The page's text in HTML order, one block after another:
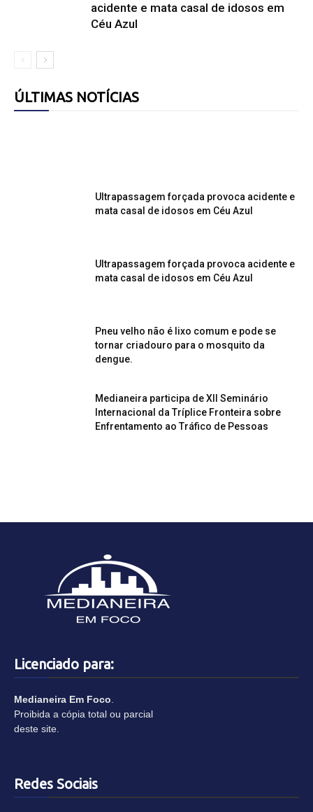
acidente e mata casal de idosos em
Céu Azul
ÚLTIMAS NOTÍCIAS
Ultrapassagem forçada provoca acidente e
mata casal de idosos em Céu Azul
Ultrapassagem forçada provoca acidente e
mata casal de idosos em Céu Azul
Pneu velho não é lixo comum e pode se
tornar criadouro para o mosquito da
dengue.
Medianeira participa de XII Seminário
Internacional da Tríplice Fronteira sobre
Enfrentamento ao Tráfico de Pessoas
Licenciado para:
Medianeira Em Foco.
Proibida a cópia total ou parcial
deste site.
Redes Sociais